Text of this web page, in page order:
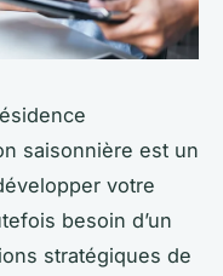
saisonnière est un
votre
besoin d’un
stratégiques de